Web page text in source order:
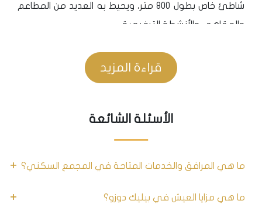
شاطئ خاص بطول 800 متر، ويحيط به العديد من المطاعم
والمقاهي والأنشطة الترفيهية.
تتميز بيليك دوزو بتوفيرها بيئة عائلية مثالية، حيث تجد كل
ما تحتاجه لتلبية احتياجاتك واحتياجات أسرتك. تتميز
قراءة المزيد
الأسئلة الشائعة
ما هي المرافق والخدمات المتاحة في المجمع السكني؟
ما هي مزايا العيش في بيليك دوزو؟